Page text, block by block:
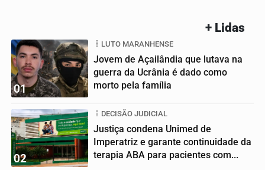
+ Lidas
01
LUTO MARANHENSE
Jovem de Açailândia que lutava na
guerra da Ucrânia é dado como
morto pela família
02
DECISÃO JUDICIAL
Justiça condena Unimed de
Imperatriz e garante continuidade da
terapia ABA para pacientes com...